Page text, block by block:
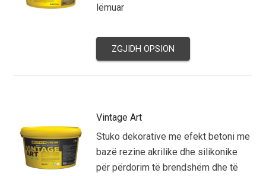
lëmuar
ZGJIDH OPSION
Vintage Art
Stuko dekorative me efekt betoni me
bazë rezine akrilike dhe silikonike
për përdorim të brendshëm dhe të